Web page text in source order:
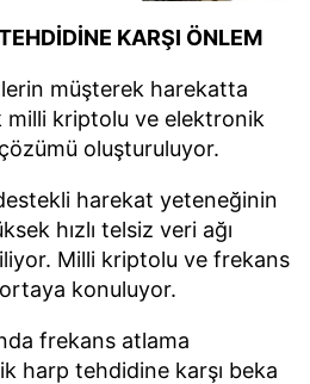
KARŞI ÖNLEM
müşterek harekatta
milli kriptolu ve elektronik
oluşturuluyor.
harekat yeteneğinin
hızlı telsiz veri ağı
Milli kriptolu ve frekans
konuluyor.
frekans atlama
harp tehdidine karşı beka